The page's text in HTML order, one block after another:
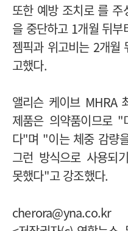
또한 예방 조치로 를 주
을 중단하고 1개월 뒤부
젬픽과 위고비는 2개월
고했다.
앨리슨 케이브 MHRA
제품은 의약품이므로 "
다"며 "이는 체중 감량
그런 방식으로 사용되
못했다"고 강조했다.
cherora@yna.co.kr